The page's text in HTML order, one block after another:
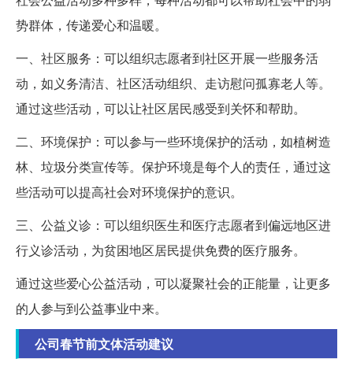
势群体，传递爱心和温暖。
一、社区服务：可以组织志愿者到社区开展一些服务活
动，如义务清洁、社区活动组织、走访慰问孤寡老人等。
通过这些活动，可以让社区居民感受到关怀和帮助。
二、环境保护：可以参与一些环境保护的活动，如植树造
林、垃圾分类宣传等。保护环境是每个人的责任，通过这
些活动可以提高社会对环境保护的意识。
三、公益义诊：可以组织医生和医疗志愿者到偏远地区进
行义诊活动，为贫困地区居民提供免费的医疗服务。
通过这些爱心公益活动，可以凝聚社会的正能量，让更多
的人参与到公益事业中来。
公司春节前文体活动建议